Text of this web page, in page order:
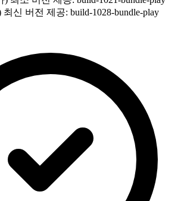
최신 버전 제공: build-1028-bundle-play